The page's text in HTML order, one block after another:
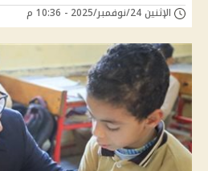
الإثنين 24/نوفمبر/2025 - 10:36 م